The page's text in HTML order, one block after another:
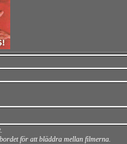
för att bläddra mellan filmerna.